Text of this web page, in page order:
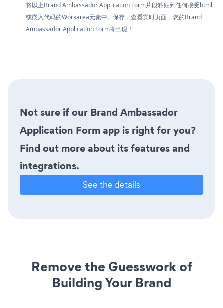
将以上Brand Ambassador Application Form片段粘贴到任何接受html
或嵌入代码的Workarea元素中。保存，查看实时页面，您的Brand
Ambassador Application Form将出现！
Not sure if our Brand Ambassador
Application Form app is right for you?
Find out more about its features and
integrations.
See the details
Remove the Guesswork of
Building Your Brand